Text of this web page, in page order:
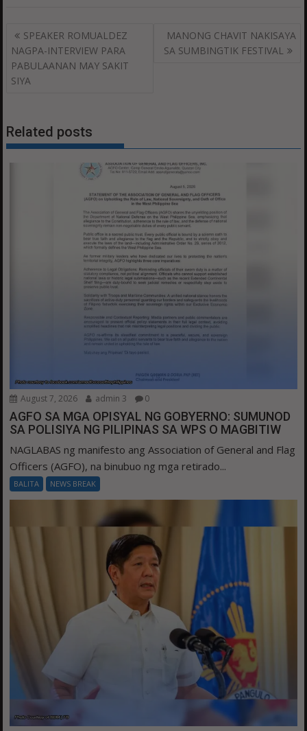
Post
navigation
SPEAKER ROMUALDEZ
NAGPA-INTERVIEW PARA
PABULAANAN MAY SAKIT
SIYA
MANONG CHAVIT NAKISAYA
SA SUMBINGTIK FESTIVAL
Related posts
August 7, 2026 admin 3 0
AGFO SA MGA OPISYAL NG GOBYERNO: SUMUNOD
SA POLISIYA NG PILIPINAS SA WPS O MAGBITIW
NAGLABAS ng manifesto ang Association of General and Flag
Officers (AGFO), na binubuo ng mga retirado...
BALITA NEWS BREAK